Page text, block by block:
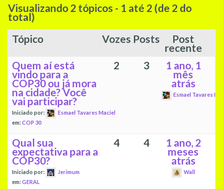
Visualizando 2 tópicos - 1 até 2 (de 2 do
total)
Tópico
Vozes Posts Post
recente
Quem aí está
vindo para a
COP30 ou já mora
na cidade? Você
vai participar?
Iniciado por:
Esmael Tavares Maciel
em:COP 30
2 3 1 ano, 1
mês
atrás
Esmael Tavares
Qual sua
expectativa para a
COP30?
Iniciado por:
Jerimum
em:GERAL
4 4 1 ano, 2
meses
atrás
Wall